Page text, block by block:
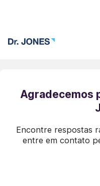
Agradecemos
Encontre respostas
entre em contato